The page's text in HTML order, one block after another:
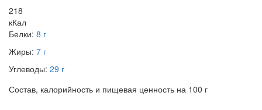
218
кКал
Белки: 8 г
Жиры: 7 г
Углеводы: 29 г
Состав, калорийность и пищевая ценность на 100 г